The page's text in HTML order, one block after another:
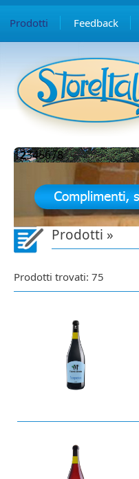
Prodotti Feedback
12345678
Prodotti »
Prodotti trovati: 75